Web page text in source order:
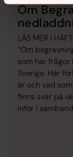
Om
LÄS MER I
”Om
som har
Sverige. Här
är och vad
finns svar på
inför i